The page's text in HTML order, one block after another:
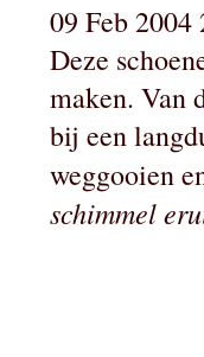
09 Feb 2004
Deze
maken. Van
bij een
weggooien
schimmel